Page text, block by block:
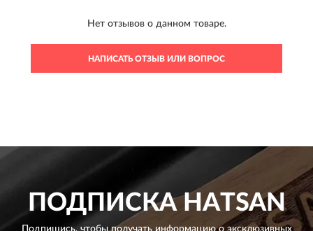
Нет отзывов о данном товаре.
НАПИСАТЬ ОТЗЫВ ИЛИ ВОПРОС
ПОДПИСКАHATSAN